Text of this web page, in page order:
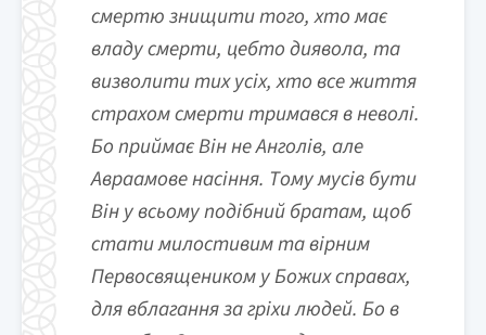
смертю знищити того, хто має
владу смерти, цебто диявола, та
визволити тих усіх, хто все життя
страхом смерти тримався в неволі.
Бо приймає Він не Анголів, але
Авраамове насіння. Тому мусів бути
Він у всьому подібний братам, щоб
стати милостивим та вірним
Первосвящеником у Божих справах,
для вблагання за гріхи людей. Бо в